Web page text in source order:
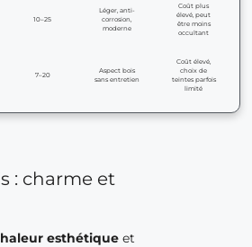
10–25
Léger, anti-
corrosion,
moderne
Coût plus
élevé, peut
être moins
occultant
7–20
Aspect bois
sans entretien
Coût élevé,
choix de
teintes parfois
limité
: charme et
esthétique et